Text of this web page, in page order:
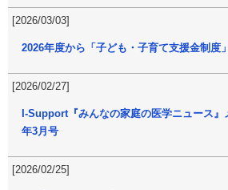
[2026/03/03]
2026年度から「子ども・子育て支援金制度
[2026/02/27]
I-Support『みんなの家庭の医学ニュース』
年3月号
[2026/02/25]